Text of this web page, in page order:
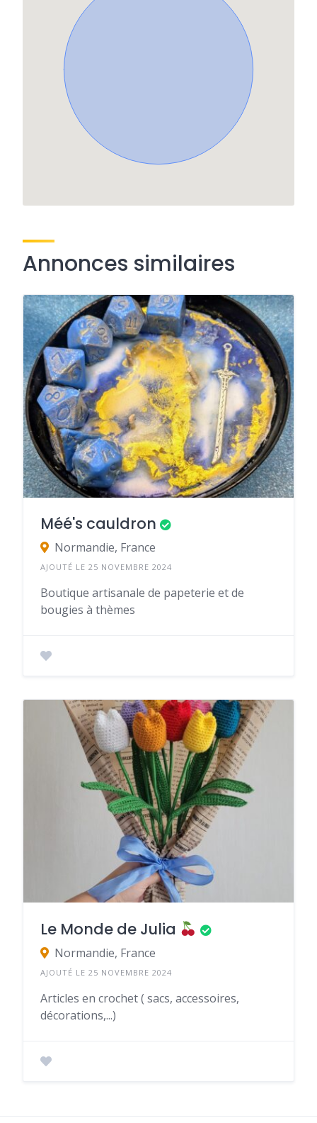
Annonces similaires
Méé's cauldron
Normandie, France
AJOUTÉ LE 25 NOVEMBRE 2024
Boutique artisanale de papeterie et de
bougies à thèmes
Le Monde de Julia
Normandie, France
AJOUTÉ LE 25 NOVEMBRE 2024
Articles en crochet ( sacs, accessoires,
décorations,...)